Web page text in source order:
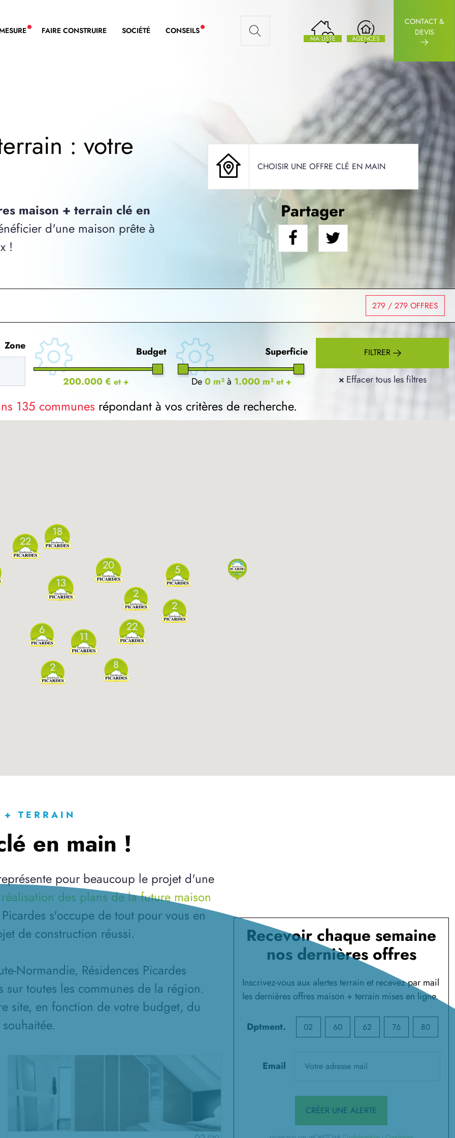
NOUVEAU SERVICE BDL EXTENSION
FAIRE CONSTRUIRE SOCIÉTÉ CONSEILS NOUVEAUX ARTICLES
MA LISTE AGENCES
CONTACT &
DEVIS
: votre
maison + terrain clé en
d'une maison prête à
!
CHOISIR UNE OFFRE CLÉ EN MAIN
Partager
279 / 279 OFFRES
Zone Budget
200.000 € et +
Superficie
De0 m²à 1.000 m² et +
FILTRER
× Effacer tous les filtres
135 communes répondant à vos critères de recherche.
22
6 11
18
20
13
2
22
8
2
5
2
TERRAIN
en main !
pour beaucoup le projet d'une
réalisation des plans de la future maison
s'occupe de tout pour vous en
de construction réussi.
Normandie, Résidences Picardes
sur toutes les communes de la région.
site, en fonction de votre budget, du
Recevoir chaque semaine
nos dernières offres
Inscrivez-vous aux alertes terrain et recevez par mail
les dernières offres maison + terrain mises en ligne.
Dptment. 02 60 62 76 80
Email
CRÉER UNE ALERTE